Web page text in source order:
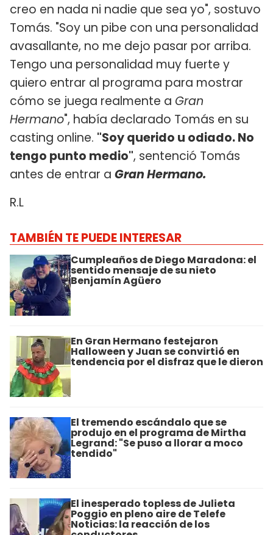
creo en nada ni nadie que sea yo", sostuvo
Tomás. "Soy un pibe con una personalidad
avasallante, no me dejo pasar por arriba.
Tengo una personalidad muy fuerte y
quiero entrar al programa para mostrar
cómo se juega realmente a Gran
Hermano", había declarado Tomás en su
casting online. "Soy querido u odiado. No
tengo punto medio", sentenció Tomás
antes de entrar a Gran Hermano.
R.L
TAMBIÉN TE PUEDE INTERESAR
Cumpleaños de Diego Maradona: el
sentido mensaje de su nieto
Benjamín Agüero
En Gran Hermano festejaron
Halloween y Juan se convirtió en
tendencia por el disfraz que le dieron
El tremendo escándalo que se
produjo en el programa de Mirtha
Legrand: "Se puso a llorar a moco
tendido"
El inesperado topless de Julieta
Poggio en pleno aire de Telefe
Noticias: la reacción de los